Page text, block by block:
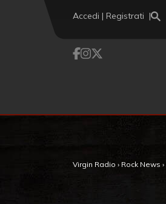
Accedi | Registrati
Virgin Radio › Rock News ›